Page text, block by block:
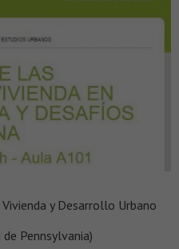
y Desarrollo Urbano
Pennsylvania)